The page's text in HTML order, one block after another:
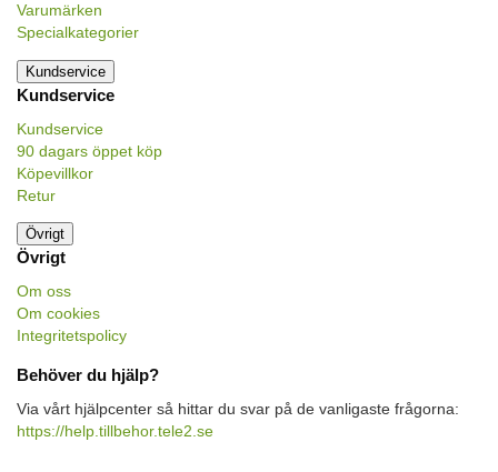
Varumärken
Specialkategorier
Kundservice
Kundservice
Kundservice
90 dagars öppet köp
Köpevillkor
Retur
Övrigt
Övrigt
Om oss
Om cookies
Integritetspolicy
Behöver du hjälp?
Via vårt hjälpcenter så hittar du svar på de vanligaste frågorna:
https://help.tillbehor.tele2.se